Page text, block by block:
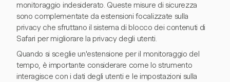
monitoraggio indesiderato. Queste misure di sicurezza
sono complementate da estensioni focalizzate sulla
privacy che sfruttano il sistema di blocco dei contenuti di
Safari per migliorare la privacy degli utenti.
Quando si sceglie un'estensione per il monitoraggio del
tempo, è importante considerare come lo strumento
interagisce con i dati degli utenti e le impostazioni sulla